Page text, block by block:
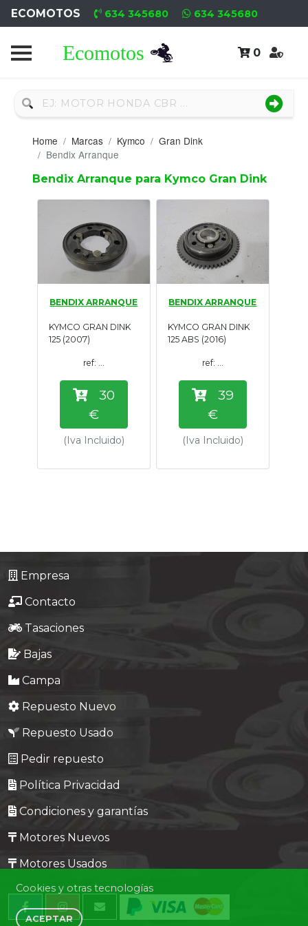
ECOMOTOS 634 345680 634 345680
0
Home
Nuevo
Neumáticos
Campa
Nuevos
Motores
Usados
Tasaciones
Formulario
Empresa
Contacto
Home Marcas Kymco
Gran Dink
Bendix Arranque
Bendix Arranque para Kymco Gran Dink
BENDIX ARRANQUE
KYMCO GRAN DINK
125 (2007)
ref: ...
30
€
(Iva Incluido)
BENDIX ARRANQUE
KYMCO GRAN DINK
125 ABS (2016)
ref: ...
39
€
(Iva Incluido)
Empresa
Contacto
Tasaciones
Bajas
Campa
Repuesto Nuevo
Repuesto Usado
Pedir repuesto
Política Privacidad
Condiciones y garantías
Motores Nuevos
Motores Usados
Cookies y otras tecnologías
ACEPTAR